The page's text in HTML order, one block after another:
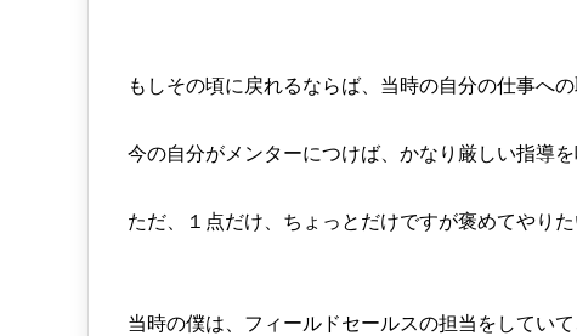
もしその頃に戻れるならば、当時の自分の仕事へ
今の自分がメンターにつけば、かなり厳しい指導
ただ、１点だけ、ちょっとだけですが褒めてやりた
当時の僕は、フィールドセールスの担当をしていて